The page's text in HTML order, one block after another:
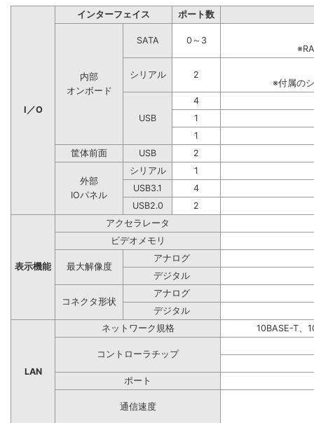
I／O
インターフェイス ポート数
内部
オンボード
SATA
0～3
シリアル
2
※付属の
USB
4
1
1
筐体前面
USB 2
外部
IOパネル
シリアル
1
USB3.1
4
USB2.0
2
表示機能
アクセラレータ
ビデオメモリ
最大解像度
アナログ
デジタル
コネクタ形状
アナログ
デジタル
LAN
ネットワーク規格 10BASE-T、
コントローラチップ
ポート
通信速度